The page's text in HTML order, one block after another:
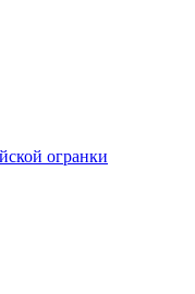
огранки